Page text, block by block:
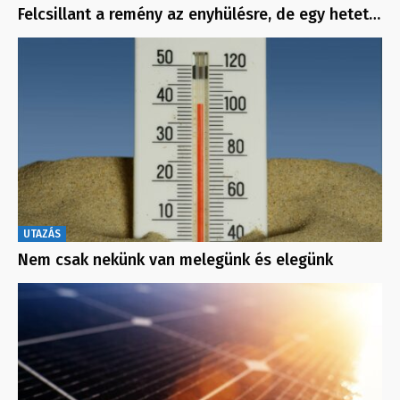
Felcsillant a remény az enyhülésre, de egy hetet…
UTAZÁS
Nem csak nekünk van melegünk és elegünk